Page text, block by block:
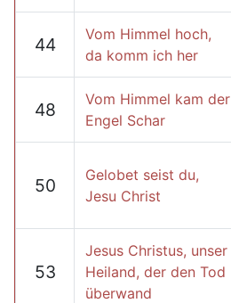
44
Vom Himmel hoch,
da komm ich her
48
Vom Himmel kam der
Engel Schar
50
Gelobet seist du,
Jesu Christ
53
Jesus Christus, unser
Heiland, der den Tod
überwand